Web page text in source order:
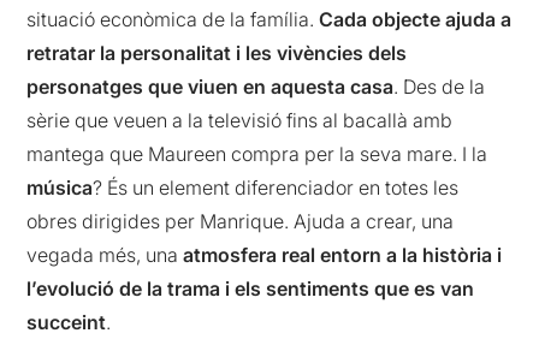
situació econòmica de la família.Cada objecte ajuda a
retratar la personalitat i les vivències dels
personatges que viuen en aquesta casa. Des de la
sèrie que veuen a la televisió fins al bacallà amb
mantega que Maureen compra per la seva mare. I la
música? És un element diferenciador en totes les
obres dirigides per Manrique. Ajuda a crear, una
vegada més, unaatmosfera real entorn a la història i
l’evolució de la trama i els sentiments que es van
succeint.